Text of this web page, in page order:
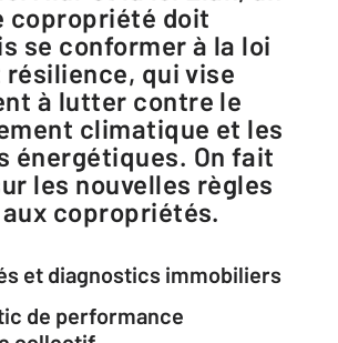
copropriété doit
se conformer à la loi
qui vise
à lutter contre le
climatique et les
énergétiques. On fait
les nouvelles règles
copropriétés.
et diagnostics immobiliers
de performance